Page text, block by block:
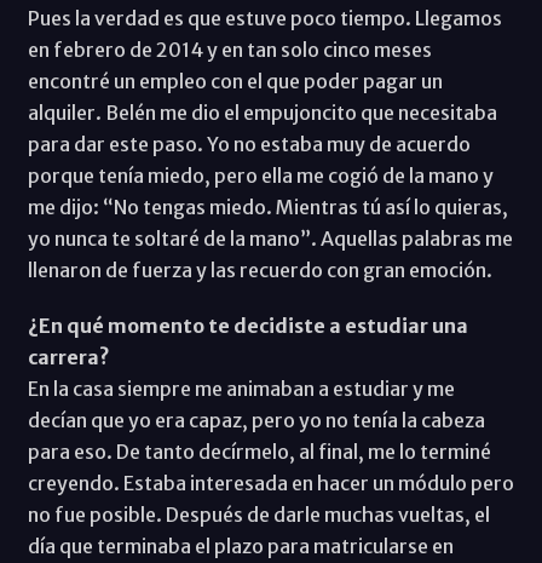
Pues la verdad es que estuve poco tiempo. Llegamos
en febrero de 2014 y en tan solo cinco meses
encontré un empleo con el que poder pagar un
alquiler. Belén me dio el empujoncito que necesitaba
para dar este paso. Yo no estaba muy de acuerdo
porque tenía miedo, pero ella me cogió de la mano y
me dijo: “No tengas miedo. Mientras tú así lo quieras,
yo nunca te soltaré de la mano”. Aquellas palabras me
llenaron de fuerza y las recuerdo con gran emoción.
¿En qué momento te decidiste a estudiar una
carrera?
En la casa siempre me animaban a estudiar y me
decían que yo era capaz, pero yo no tenía la cabeza
para eso. De tanto decírmelo, al final, me lo terminé
creyendo. Estaba interesada en hacer un módulo pero
no fue posible. Después de darle muchas vueltas, el
día que terminaba el plazo para matricularse en